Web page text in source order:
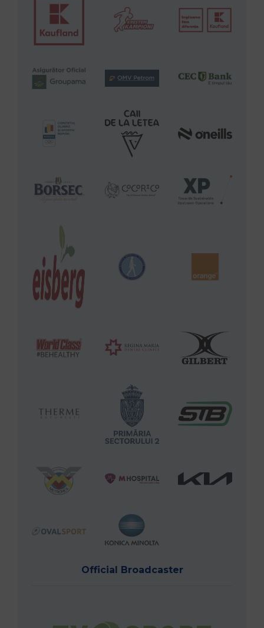
Official Broadcaster